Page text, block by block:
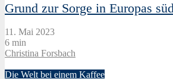
Grund zur Sorge in Europas
11. Mai 2023
6 min
Christina Forsbach
Die Welt bei einem Kaffee